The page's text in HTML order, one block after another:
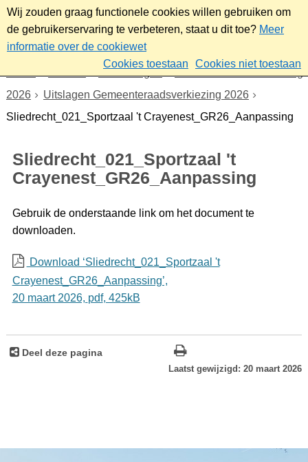
Wij zouden graag functionele cookies willen gebruiken om
de gebruikerservaring te verbeteren, staat u dit toe? Meer
informatie over de cookiewet
Cookies toestaan
Cookies niet toestaan
Verkiezingen
Gemeenteraadsverkiezing
2026
Uitslagen Gemeenteraadsverkiezing 2026
Sliedrecht_021_Sportzaal 't Crayenest_GR26_Aanpassing
Sliedrecht_021_Sportzaal 't
Crayenest_GR26_Aanpassing
Gebruik de onderstaande link om het document te
downloaden.
Download ‘Sliedrecht_021_Sportzaal 't
Crayenest_GR26_Aanpassing’,
20 maart 2026, pdf, 425kB
Deel deze pagina
Laatst gewijzigd: 20 maart 2026